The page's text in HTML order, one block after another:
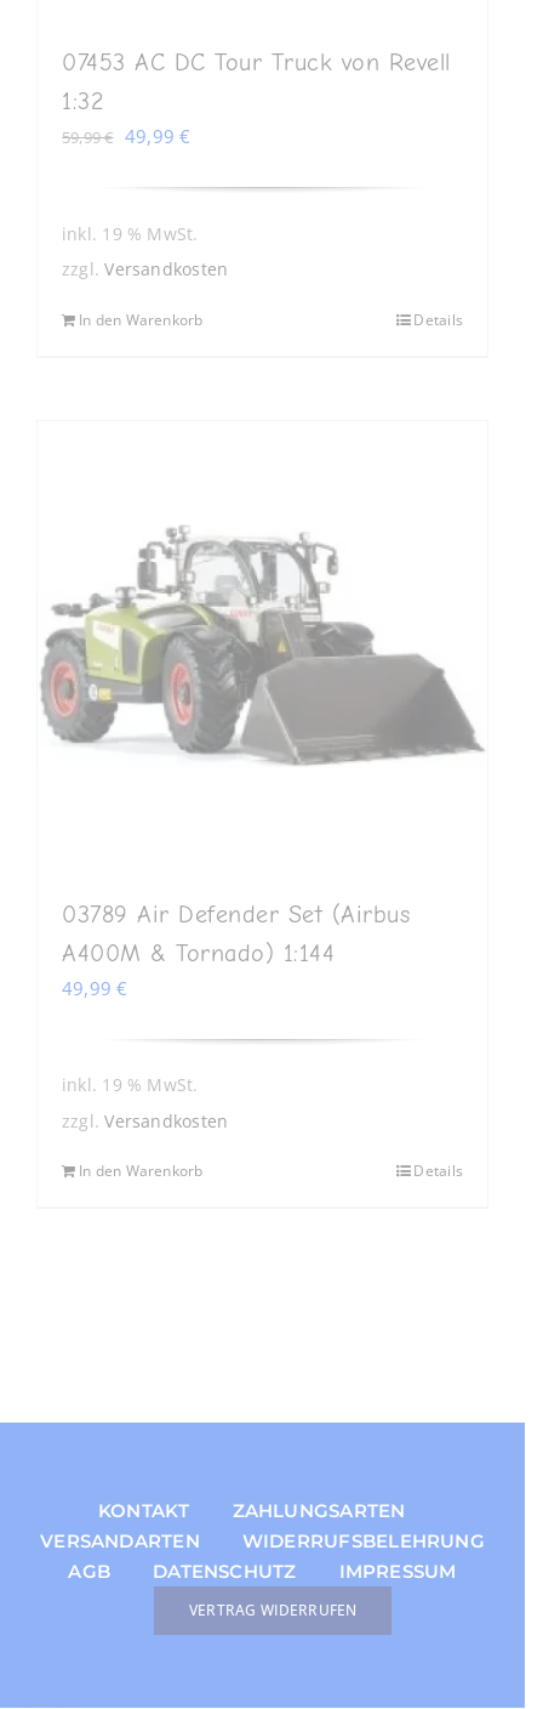
07453 AC DC Tour Truck von Revell
1:32
59,99€ Ursprünglicher
war:
59,99 €
49,99€
ist:
49,99 €.
inkl. 19 % MwSt.
zzgl.Versandkosten
In den Warenkorb Details
03789 Air Defender Set (Airbus
A400M & Tornado) 1:144
49,99€
inkl. 19 % MwSt.
zzgl.Versandkosten
In den Warenkorb Details
KONTAKT
ZAHLUNGSARTEN
VERSANDARTEN
WIDERRUFSBELEHRUNG
AGB
DATENSCHUTZ IMPRESSUM
VERTRAG WIDERRUFEN